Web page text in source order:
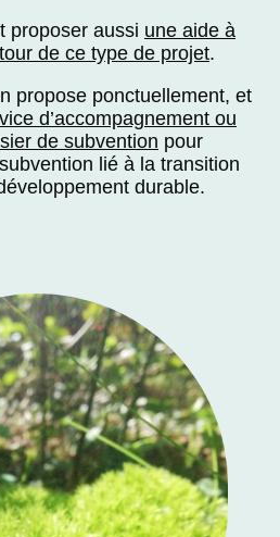
proposer aussi une aide à
de ce type de projet.
propose ponctuellement, et
d’accompagnement ou
de subvention pour
lié à la transition
durable.